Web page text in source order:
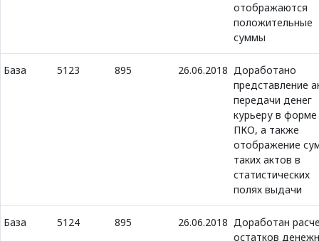
отображаются
положительные
суммы
База 5123 895 26.06.2018 Доработано
представление
передачи денег
курьеру в форме
ПКО, а также
отображение
таких актов в
статистических
полях выдачи
База 5124 895 26.06.2018 Доработан
остатков